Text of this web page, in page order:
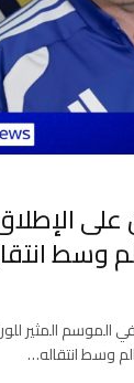
وسط
الموسم المثير
وسط انتقاله…